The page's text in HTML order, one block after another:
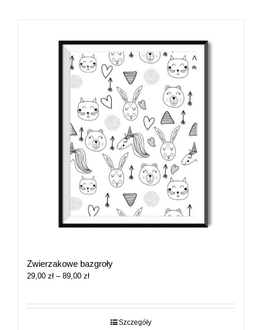
Zwierzakowe bazgroły
29,00 zł – 89,00 złZakres
29,00 zł
Szczegóły